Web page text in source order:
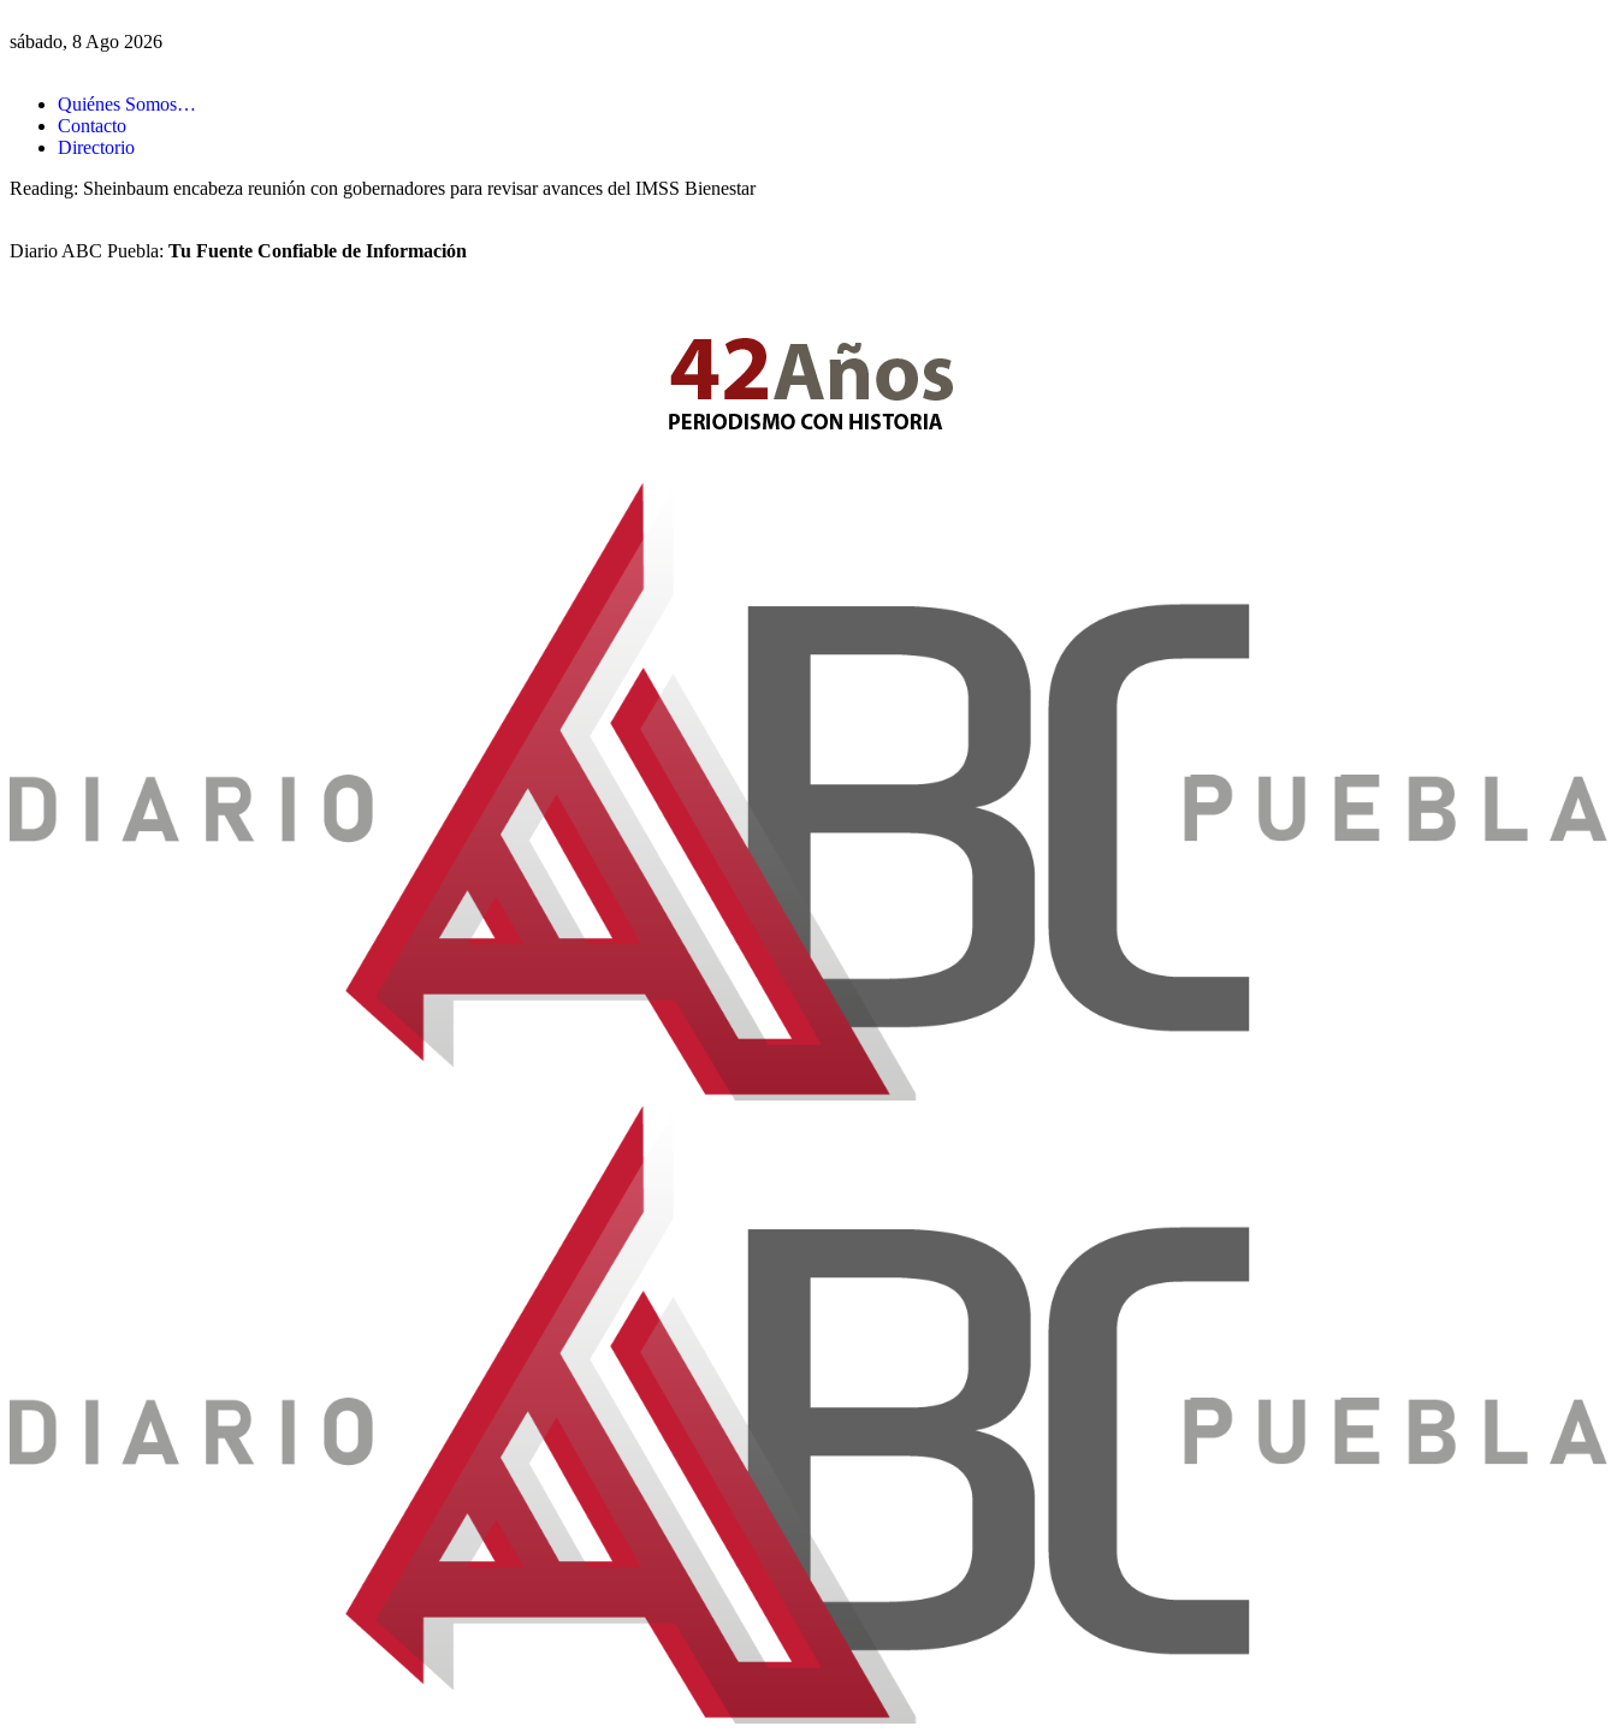
sábado, 8 Ago 2026
Quiénes Somos…
Contacto
Directorio
Reading: Sheinbaum encabeza reunión con gobernadores para revisar avances del IMSS Bienestar
Diario ABC Puebla: Tu Fuente Confiable de Información